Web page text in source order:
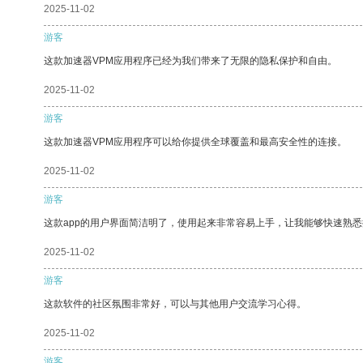
2025-11-02
游客
这款加速器VPM应用程序已经为我们带来了无限的隐私保护和自由。
2025-11-02
游客
这款加速器VPM应用程序可以给你提供全球覆盖和最高安全性的连接。
2025-11-02
游客
这款app的用户界面简洁明了，使用起来非常容易上手，让我能够快速熟
2025-11-02
游客
这款软件的社区氛围非常好，可以与其他用户交流学习心得。
2025-11-02